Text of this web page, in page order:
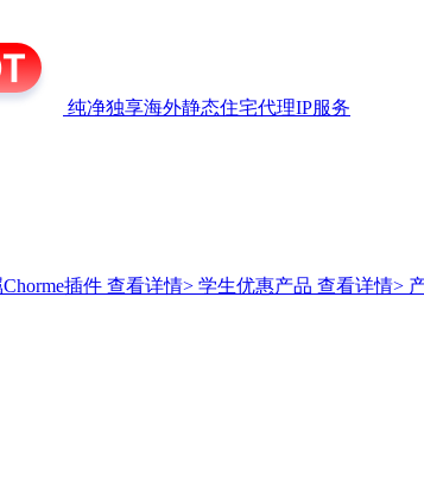
纯净独享海外静态住宅代理IP服务
插件 查看详情> 学生优惠产品 查看详情>